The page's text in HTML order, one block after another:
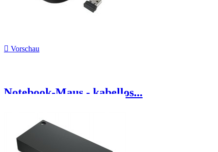
 Vorschau
Notebook-Maus - kabellos...